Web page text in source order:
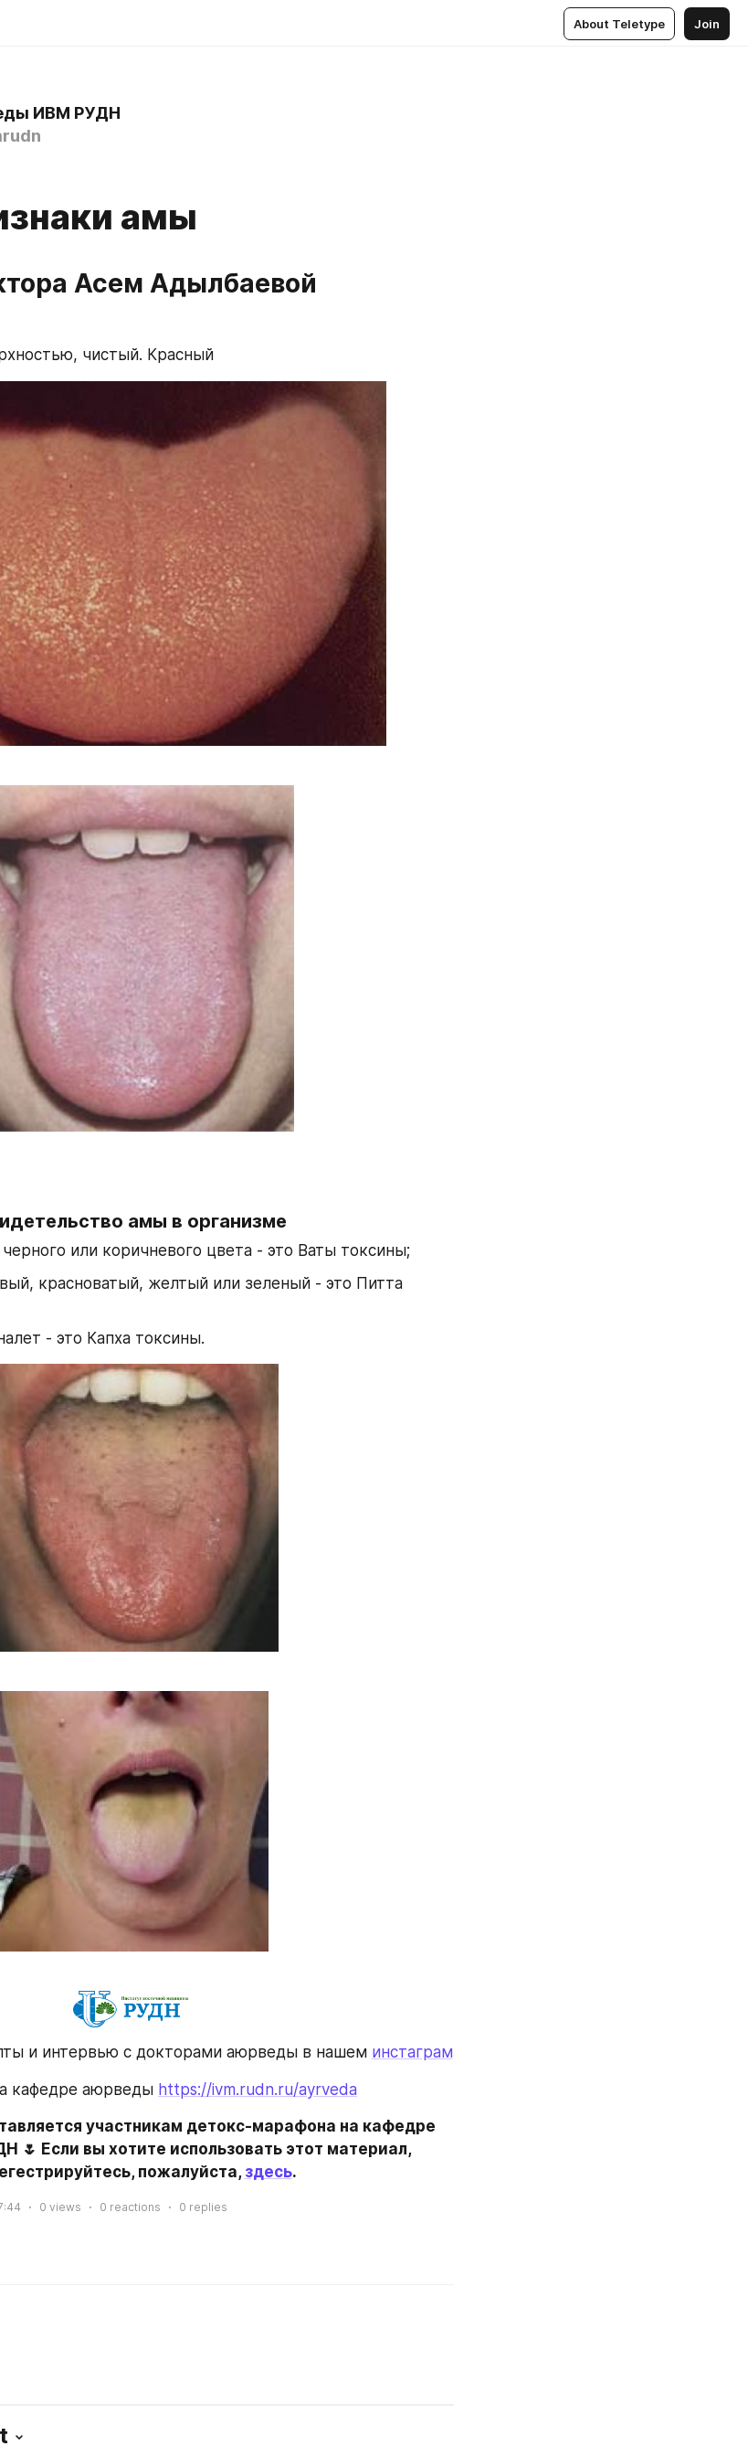
About Teletype Join
ИВМ РУДН
амы
Асем Адылбаевой
чистый. Красный
амы в организме
или коричневого цвета - это Ваты токсины;
красноватый, желтый или зеленый - это Питта
- это Капха токсины.
и интервью с докторами аюрведы в нашем инстаграм
кафедре аюрведы https://ivm.rudn.ru/ayrveda
участникам детокс-марафона на кафедре
Если вы хотите использовать этот материал,
пожалуйста, здесь.
0 views 0 reactions 0 replies